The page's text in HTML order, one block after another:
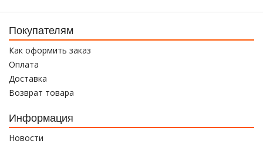
Покупателям
Как оформить заказ
Оплата
Доставка
Возврат товара
Информация
Новости